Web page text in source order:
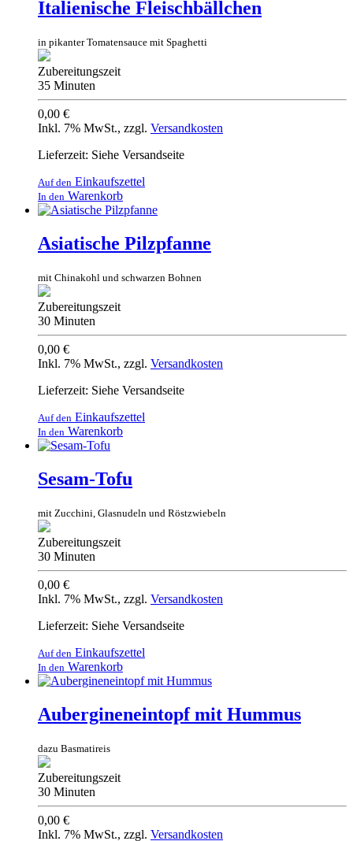
Italienische Fleischbällchen
in pikanter Tomatensauce mit Spaghetti
Zubereitungszeit
35 Minuten
0,00 €
Inkl. 7% MwSt., zzgl. Versandkosten
Lieferzeit: Siehe Versandseite
Auf den Einkaufszettel
In den Warenkorb
Asiatische Pilzpfanne
mit Chinakohl und schwarzen Bohnen
Zubereitungszeit
30 Minuten
0,00 €
Inkl. 7% MwSt., zzgl. Versandkosten
Lieferzeit: Siehe Versandseite
Auf den Einkaufszettel
In den Warenkorb
Sesam-Tofu
mit Zucchini, Glasnudeln und Röstzwiebeln
Zubereitungszeit
30 Minuten
0,00 €
Inkl. 7% MwSt., zzgl. Versandkosten
Lieferzeit: Siehe Versandseite
Auf den Einkaufszettel
In den Warenkorb
Aubergineneintopf mit Hummus
dazu Basmatireis
Zubereitungszeit
30 Minuten
0,00 €
Inkl. 7% MwSt., zzgl. Versandkosten